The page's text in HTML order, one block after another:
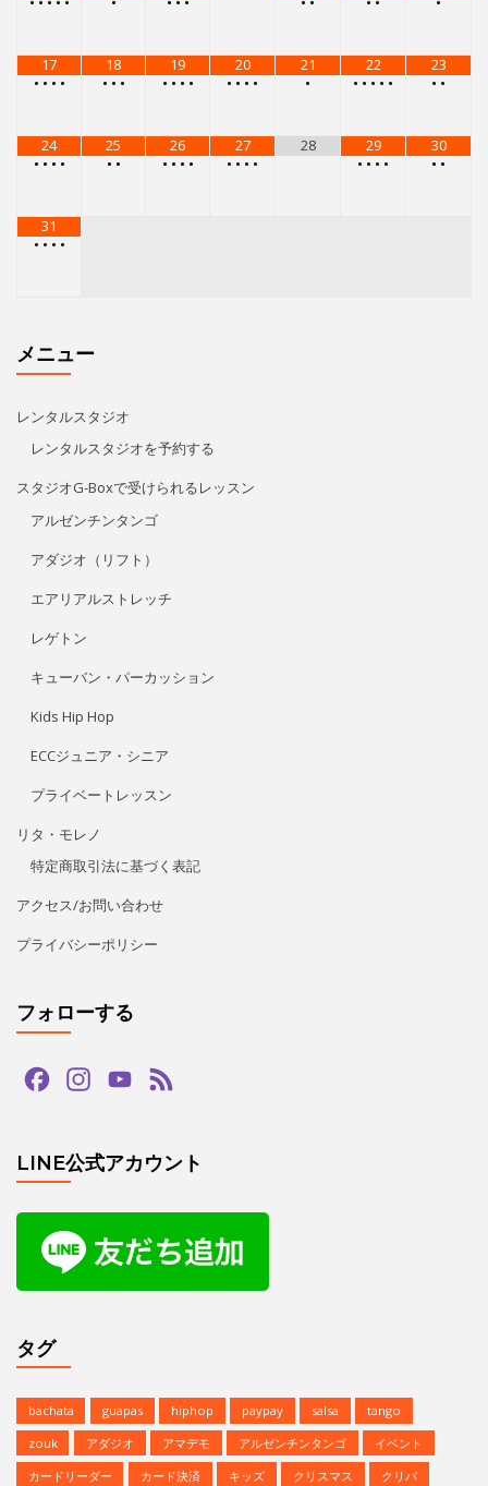
17
• • • •
18
• • •
19
• • • •
20
• • • •
21
•
22
• • • • •
23
• •
24
• • • •
25
• •
26
• • • •
27
• • • •
28
29
• • • •
30
• •
31
• • • •
メニュー
レンタルスタジオ
レンタルスタジオを予約する
スタジオG-Boxで受けられるレッスン
アルゼンチンタンゴ
アダジオ（リフト）
エアリアルストレッチ
レゲトン
キューバン・パーカッション
Kids Hip Hop
ECCジュニア・シニア
プライベートレッスン
リタ・モレノ
特定商取引法に基づく表記
アクセス/お問い合わせ
プライバシーポリシー
フォローする
FacebookInstagramYouTube
LINE公式アカウント
タグ
bachata guapas hiphop paypay salsa
tango
zouk
アダジオ アマデモ アルゼンチンタンゴ
イベント
カードリーダー
カード決済 キッズ クリスマス クリパ